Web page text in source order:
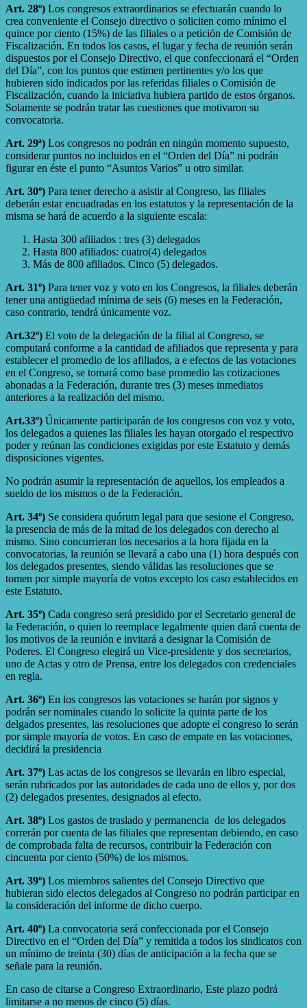
Art. 28º) Los congresos extraordinarios se efectuarán cuando lo
crea conveniente el Consejo directivo o soliciten como mínimo el
quince por ciento (15%) de las filiales o a petición de Comisión de
Fiscalización. En todos los casos, el lugar y fecha de reunión serán
dispuestos por el Consejo Directivo, el que confeccionará el “Orden
del Día”, con los puntos que estimen pertinentes y/o los que
hubieren sido indicados por las referidas filiales o Comisión de
Fiscalización, cuando la iniciativa hubiera partido de estos órganos.
Solamente se podrán tratar las cuestiones que motivaron su
convocatoria.
Art. 29ª) Los congresos no podrán en ningún momento supuesto,
considerar puntos no incluidos en el “Orden del Día” ni podrán
figurar en éste el punto “Asuntos Varios” u otro similar.
Art. 30º) Para tener derecho a asistir al Congreso, las filiales
deberán estar encuadradas en los estatutos y la representación de la
misma se hará de acuerdo a la siguiente escala:
Hasta 300 afiliados : tres (3) delegados
Hasta 800 afiliados: cuatro(4) delegados
Más de 800 afiliados. Cinco (5) delegados.
Art. 31º) Para tener voz y voto en los Congresos, la filiales deberán
tener una antigüedad mínima de seis (6) meses en la Federación,
caso contrario, tendrá únicamente voz.
Art.32º) El voto de la delegación de la filial al Congreso, se
computará conforme a la cantidad de afiliados que representa y para
establecer el promedio de los afiliados, a e efectos de las votaciones
en el Congreso, se tomará como base promedio las cotizaciones
abonadas a la Federación, durante tres (3) meses inmediatos
anteriores a la realización del mismo.
Art.33º) Únicamente participarán de los congresos con voz y voto,
los delegados a quienes las filiales les hayan otorgado el respectivo
poder y reúnan las condiciones exigidas por este Estatuto y demás
disposiciones vigentes.
No podrán asumir la representación de aquellos, los empleados a
sueldo de los mismos o de la Federación.
Art. 34º) Se considera quórum legal para que sesione el Congreso,
la presencia de más de la mitad de los delegados con derecho al
mismo. Sino concurrieran los necesarios a la hora fijada en la
convocatorias, la reunión se llevará a cabo una (1) hora después con
los delegados presentes, siendo válidas las resoluciones que se
tomen por simple mayoría de votos excepto los caso establecidos en
este Estatuto.
Art. 35º) Cada congreso será presidido por el Secretario general de
la Federación, o quien lo reemplace legalmente quien dará cuenta de
los motivos de la reunión e invitará a designar la Comisión de
Poderes. El Congreso elegirá un Vice-presidente y dos secretarios,
uno de Actas y otro de Prensa, entre los delegados con credenciales
en regla.
Art. 36º) En los congresos las votaciones se harán por signos y
podrán ser nominales cuando lo solicite la quinta parte de los
delgados presentes, las resoluciones que adopte el congreso lo serán
por simple mayoría de votos. En caso de empate en las votaciones,
decidirá la presidencia
Art. 37º) Las actas de los congresos se llevarán en libro especial,
serán rubricados por las autoridades de cada uno de ellos y, por dos
(2) delegados presentes, designados al efecto.
Art. 38º) Los gastos de traslado y permanencia de los delegados
correrán por cuenta de las filiales que representan debiendo, en caso
de comprobada falta de recursos, contribuir la Federación con
cincuenta por ciento (50%) de los mismos.
Art. 39º) Los miembros salientes del Consejo Directivo que
hubieran sido electos delegados al Congreso no podrán participar en
la consideración del informe de dicho cuerpo.
Art. 40º) La convocatoria será confeccionada por el Consejo
Directivo en el “Orden del Día” y remitida a todos los sindicatos con
un mínimo de treinta (30) días de anticipación a la fecha que se
señale para la reunión.
En caso de citarse a Congreso Extraordinario, Este plazo podrá
limitarse a no menos de cinco (5) días.